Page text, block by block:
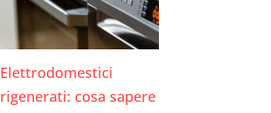
Elettrodomestici
rigenerati: cosa sapere